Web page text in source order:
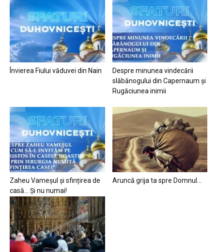
Învierea Fiului văduvei din Nain
Despre minunea vindecării
slăbănogului din Capernaum și
Rugăciunea inimii
Zaheu Vameșul și sfințirea de
casă… Și nu numai!
Aruncă grija ta spre Domnul…